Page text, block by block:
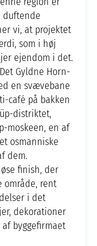
duftende
vi, at projektet
som i høj
ejendom i det.
Gyldne Horn-
en svævebane
café på bakken
distriktet,
moskeen, en af
osmanniske
dem.
finish, der
rent
i det
dekorationer
byggefirmaet